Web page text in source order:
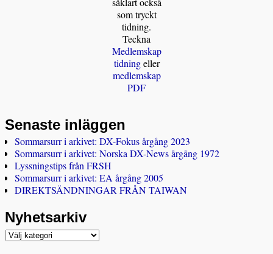
som tryckt
tidning.
Teckna
Medlemskap
tidningeller
medlemskap
PDF
Senaste inläggen
Sommarsurr i arkivet: DX-Fokus årgång 2023
Sommarsurr i arkivet: Norska DX-News årgång 1972
Lyssningstips från FRSH
Sommarsurr i arkivet: EA årgång 2005
DIREKTSÄNDNINGAR FRÅN TAIWAN
Nyhetsarkiv